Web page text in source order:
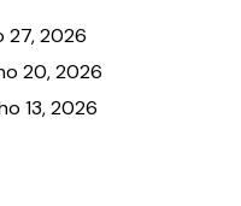
27, 2026
20, 2026
13, 2026